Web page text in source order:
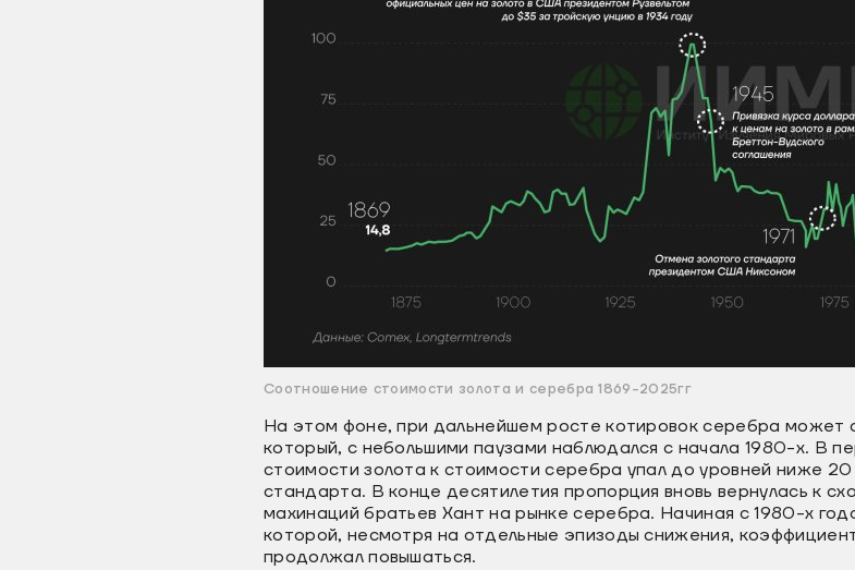
Соотношение стоимости золота и серебра 1869-2025гг
На этом фоне, при дальнейшем росте котировок серебра может
который, с небольшими паузами наблюдался с начала 1980-х. В
стоимости золота к стоимости серебра упал до уровней ниже
стандарта. В конце десятилетия пропорция вновь вернулась к
махинаций братьев Хант на рынке серебра. Начиная с 1980-х
которой, несмотря на отдельные эпизоды снижения,
продолжал повышаться.